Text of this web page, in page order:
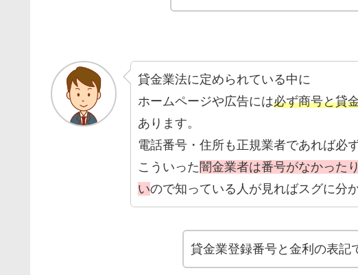
貸金業法に定められている中に
ホームページや広告には必ず商号と貸
あります。
電話番号・住所も正規業者であれば必
こういった 闇金業者は番号がなかった
いので知っている人が見ればスグに分か
貸金業登録番号と金利の表記